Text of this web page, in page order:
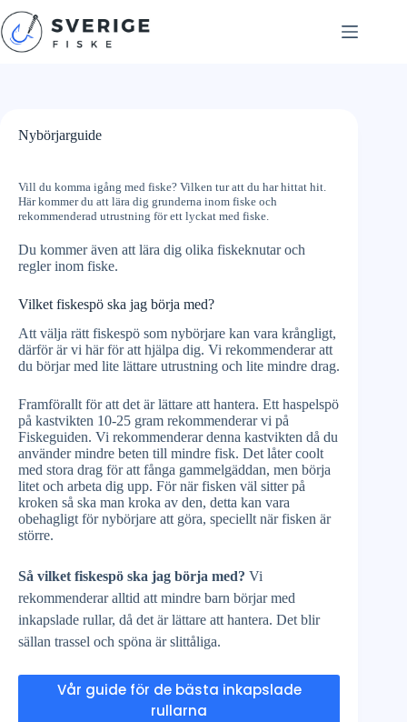
to
content
Nybörjarguide
Vill du komma igång med fiske? Vilken tur att du har hittat hit.
Här kommer du att lära dig grunderna inom fiske och
rekommenderad utrustning för ett lyckat med fiske.
Du kommer även att lära dig olika fiskeknutar och
regler inom fiske.
Vilket fiskespö ska jag börja med?
Att välja rätt fiskespö som nybörjare kan vara krångligt,
därför är vi här för att hjälpa dig. Vi rekommenderar att
du börjar med lite lättare utrustning och lite mindre drag.
Framförallt för att det är lättare att hantera. Ett haspelspö
på kastvikten 10-25 gram rekommenderar vi på
Fiskeguiden. Vi rekommenderar denna kastvikten då du
använder mindre beten till mindre fisk. Det låter coolt
med stora drag för att fånga gammelgäddan, men börja
litet och arbeta dig upp. För när fisken väl sitter på
kroken så ska man kroka av den, detta kan vara
obehagligt för nybörjare att göra, speciellt när fisken är
större.
Så vilket fiskespö ska jag börja med? Vi
rekommenderar alltid att mindre barn börjar med
inkapslade rullar, då det är lättare att hantera. Det blir
sällan trassel och spöna är slittåliga.
Vår guide för de bästa inkapslade
rullarna